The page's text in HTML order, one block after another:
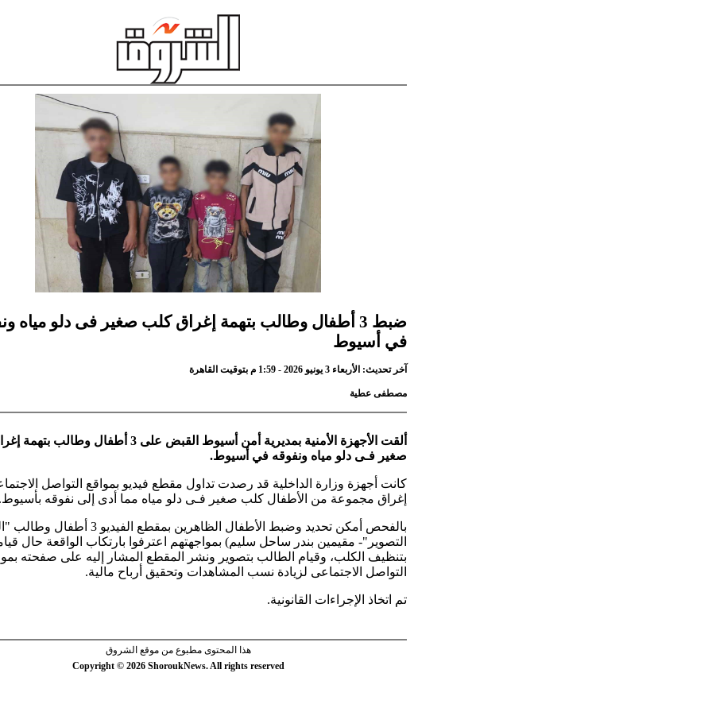
ضبط 3 أطفال وطالب بتهمة إغراق كلب صغير فى دلو مياه
في أسيوط
آخر تحديث: الأربعاء 3 يونيو 2026 - 1:59 م بتوقيت القاهرة
مصطفى عطية
ألقت الأجهزة الأمنية بمديرية أمن أسيوط القبض على 3 أطفال
صغير فـى دلو مياه ونفوقه في أسيوط.
كانت أجهزة وزارة الداخلية قد رصدت تداول مقطع فيديو بمواقع التواصل
إغراق مجموعة من الأطفال كلب صغير فـى دلو مياه مما أدى إلى نفوقه
بالفحص أمكن تحديد وضبط الأطفال الظاهرين بمقطع
التصوير"- مقيمين بندر ساحل سليم) بمواجهتهم اعترفوا بارتكاب الواقعة حال
بتنظيف الكلب، وقيام الطالب بتصوير ونشر المقطع المشار إليه على صفحته
التواصل الاجتماعى لزيادة نسب المشاهدات وتحقيق أرباح مالية.
تم اتخاذ الإجراءات القانونية.
هذا المحتوى مطبوع من موقع الشروق
Copyright © 2026 ShoroukNews. All rights reserved